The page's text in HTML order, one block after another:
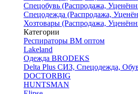
Спецобувь (Распродажа,
Спецодежда (Распродажа,
Хозтовары (Распродажа,
Категории
Респираторы ВМ оптом
Lakeland
Одежда BRODEKS
Delta Plus СИЗ, Спецодежда,
DOCTORBIG
HUNTSMAN